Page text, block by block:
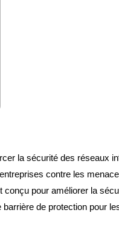
la sécurité des réseaux
contre les
pour améliorer la
de protection pour